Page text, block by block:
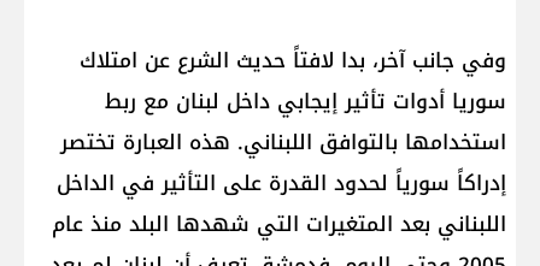
وفي جانب آخر، بدا لافتاً حديث الشرع عن امتلاك
سوريا أدوات تأثير إيجابي داخل لبنان مع ربط
استخدامها بالتوافق اللبناني. هذه العبارة تختصر
إدراكاً سورياً لحدود القدرة على التأثير في الداخل
اللبناني بعد المتغيرات التي شهدها البلد منذ عام